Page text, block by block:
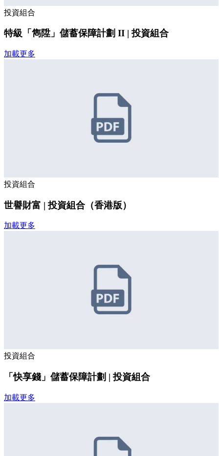
投資組合
特級「雋陞」儲蓄保障計劃 II | 投資組合
加載更多
投資組合
世譽財富 | 投資組合（香港版）
加載更多
投資組合
「快享錢」儲蓄保障計劃 | 投資組合
加載更多